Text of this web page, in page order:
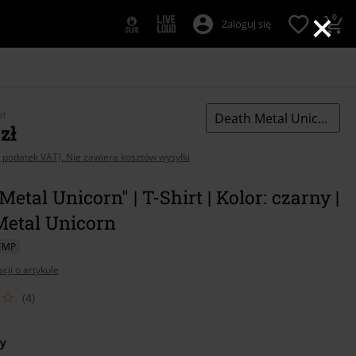
×
Zaloguj się 0
VAT), Nie zawiera kosztów wysyłki
Death Metal Unicorn
Unicorn" | T-Shirt | Kolor: czarny |
Unicorn
o artykule
(4)